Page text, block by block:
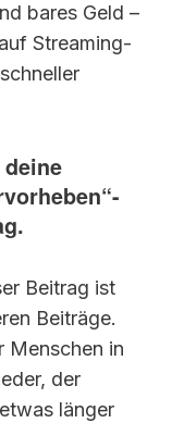
bares Geld –
Streaming-
Beitrag ist
Beiträge.
Menschen in
der
länger